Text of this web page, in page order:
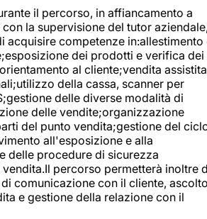
il percorso, in affiancamento a
la supervisione del tutor
acquisire competenze in:allestimento
dei prodotti e verifica dei
al cliente;vendita assistita
della cassa, scanner per
delle diverse modalità di
delle vendite;organizzazione
del punto vendita;gestione del
all'esposizione e alla
delle procedure di sicurezza
percorso permetterà inoltre
comunicazione con il cliente,
e gestione della relazione con il